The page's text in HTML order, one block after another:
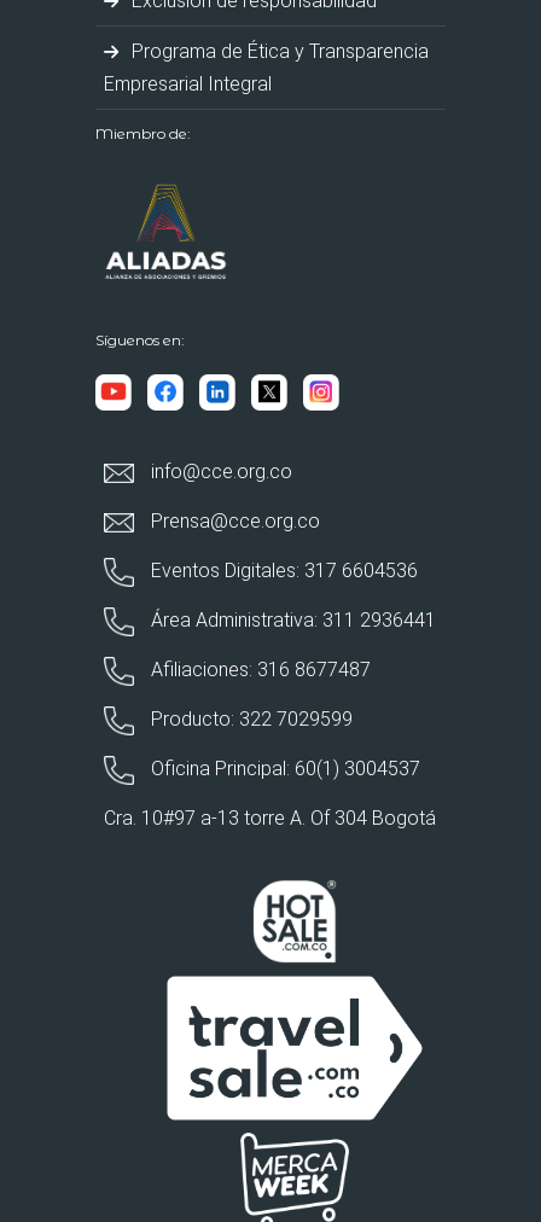
Programa de Ética y Transparencia
Empresarial Integral
Miembro de:
Síguenos en:
info@cce.org.co
Prensa@cce.org.co
Eventos Digitales: 317 6604536
Área Administrativa: 311 2936441
Afiliaciones: 316 8677487
Producto: 322 7029599
Oficina Principal: 60(1) 3004537
Cra. 10#97 a-13 torre A. Of 304 Bogotá